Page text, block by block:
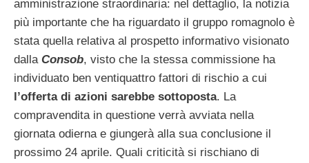
amministrazione straordinaria: nel dettaglio, la notizia
più importante che ha riguardato il gruppo romagnolo è
stata quella relativa al prospetto informativo visionato
dalla Consob, visto che la stessa commissione ha
individuato ben ventiquattro fattori di rischio a cui
l’offerta di azioni sarebbe sottoposta. La
compravendita in questione verrà avviata nella
giornata odierna e giungerà alla sua conclusione il
prossimo 24 aprile. Quali criticità si rischiano di